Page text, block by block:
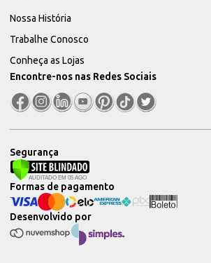
Nossa História
Trabalhe Conosco
Conheça as Lojas
Encontre-nos nas Redes Sociais
Segurança
Desenvolvido por
Formas de pagamento